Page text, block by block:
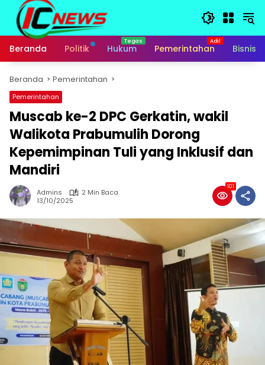
Langsung
konten
Beranda
Politik Hukum Pemerintahan Bisnis
Beranda Pemerintahan
Pemerintahan
Muscab ke-2 DPC Gerkatin, wakil
Walikota Prabumulih Dorong
Kepemimpinan Tuli yang Inklusif dan
Mandiri
Admins
2 Min Baca
13/10/2025
101